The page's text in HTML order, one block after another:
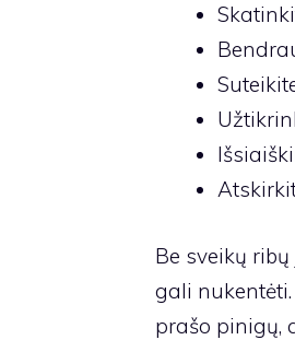
Be sveikų
gali
prašo pinigų,